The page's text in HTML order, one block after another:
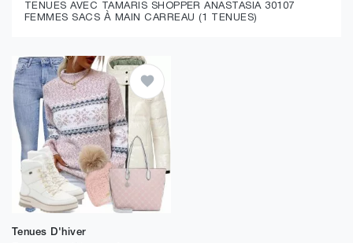
TENUES AVEC TAMARIS SHOPPER ANASTASIA 30107
FEMMES SACS À MAIN CARREAU (1 TENUES)
Tenues D'hiver